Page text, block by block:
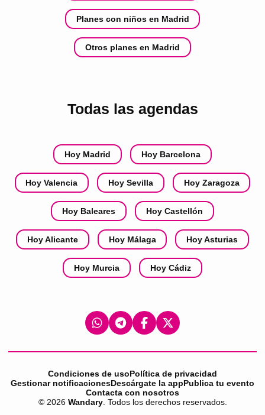
Planes con niños en Madrid
Otros planes en Madrid
Todas las agendas
Hoy Madrid Hoy Barcelona
Hoy Valencia Hoy Sevilla Hoy Zaragoza
Hoy Baleares Hoy Castellón
Hoy Alicante Hoy Málaga Hoy Asturias
Hoy Murcia Hoy Cádiz
Condiciones de usoPolítica de privacidad
Gestionar notificacionesDescárgate la appPublica tu evento
Contacta con nosotros
© 2026 Wandary. Todos los derechos reservados.